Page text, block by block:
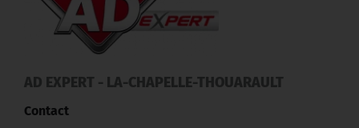
AD EXPERT - LA-CHAPELLE-THOUARAULT
Contact